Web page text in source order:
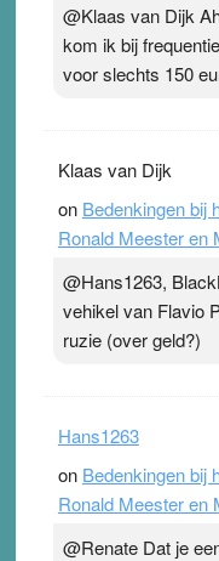
Pleisterplakkers in
@Klaas van Dijk
kom ik bij
voor slechts 150
Klaas van Dijk
on Bedenkingen bij
Ronald Meester en
@Hans1263,
vehikel van Flavio
ruzie (over geld?)
Hans1263
on Bedenkingen bij
Ronald Meester en
@Renate Dat je